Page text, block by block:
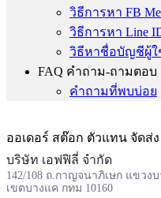
วิธีการหา FB
วิธีการหา Line
วิธีหาชื่อบัญชีผู้ใ
FAQ คำถาม-ถามตอบ
คำถามที่พบบ่อย
ออเดอร์ สต๊อก ตัวแทน จัดส่ง
บริษัท เอฟฟิลี่ จำกัด
142/108 ถ.กาญจนาภิเษก แขวง
เขตบางแค กทม 10160